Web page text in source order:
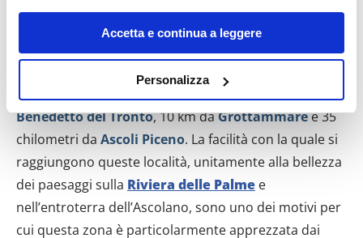
momento dalla Dichiarazione sui cookie o facendo clic
sull'icona di attivazione della privacy.
raccogliere informazioni sulla tua posizione
geografica, con un'approssimazione di qualche
Identificare il tuo dispositivo, scansionandolo
attivamente alla ricerca di caratteristiche specifiche
(impronte digitali).
Approfondisci come vengono elaborati i tuoi dati personali
e imposta le tue preferenze nellasezione dettagli . Puoi
Accetta e continua a leggere
Personalizza
trascorrere una piacevole domenica di primavera.
Cosa vedere nei dintorni
Acquaviva Picena dista appena 7 chilometri da
Benedetto del Tronto, 10 km daGrottammaree 35
chilometri da Ascoli Piceno. La facilità con la quale si
raggiungono queste località, unitamente alla bellezza
dei paesaggi sulla Riviera delle Palme e
nell’entroterra dell’Ascolano, sono uno dei motivi per
cui questa zona è particolarmente apprezzata dai